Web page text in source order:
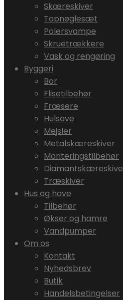
Skæreskiver
Topnøglesæt
Polersvampe
Skruetrækkere
Vask og rengøring
Byggeri
Bor
Flisetilbehør
Fræsere
Hulsave
Mejsler
Metalskæreskiver
Monteringstilbehør
Træskiver
Hus og have
Tilbehør
Økser og hamre
Vandpumper
Om os
Kontakt
Nyhedsbrev
Butik
Handelsbetingelser